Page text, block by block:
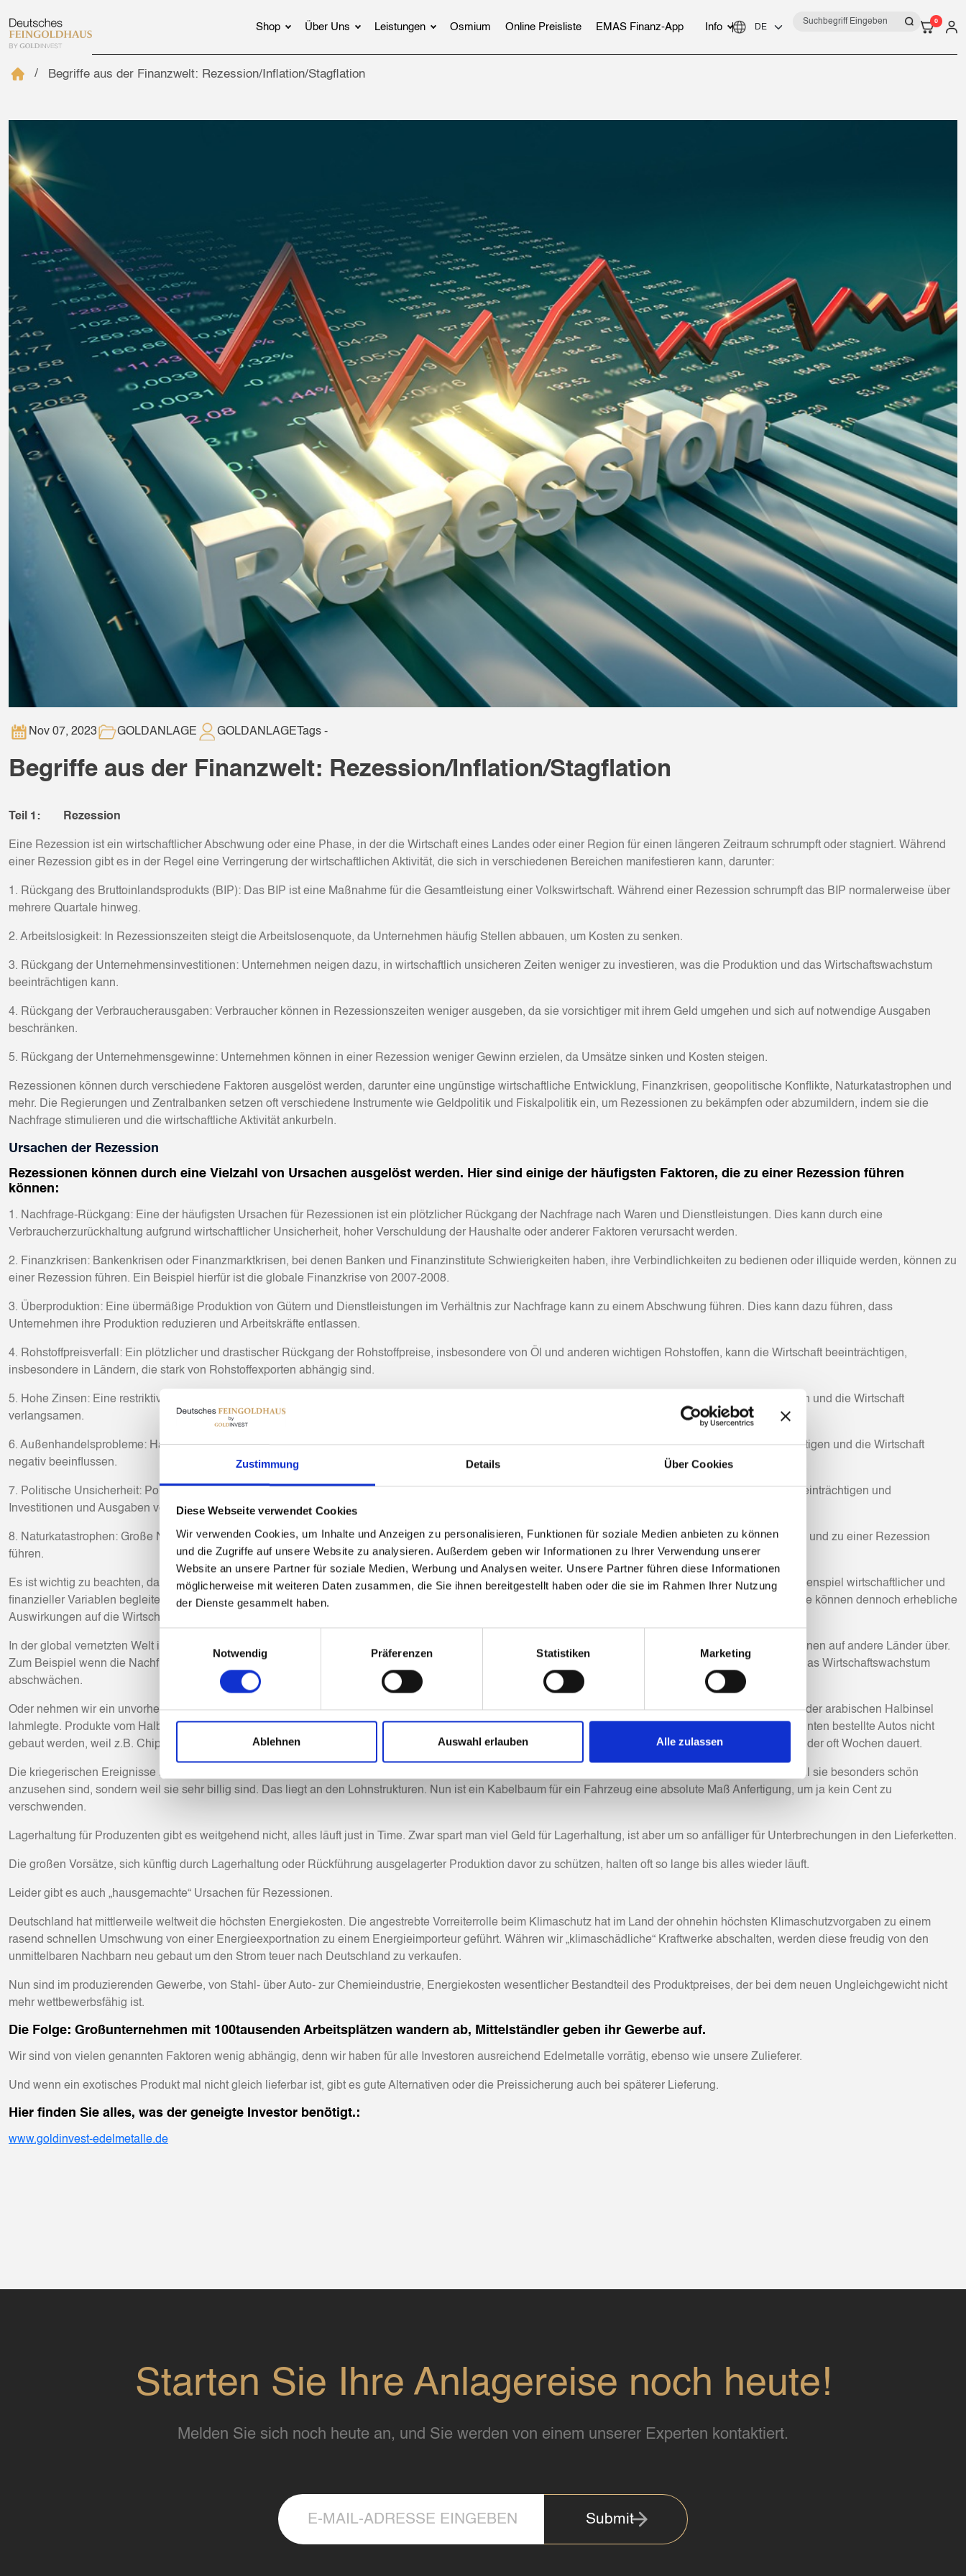
Zustimmung Details Über Cookies
Diese Webseite verwendet Cookies
Wir verwenden Cookies, um Inhalte und Anzeigen zu personalisieren, Funktionen für soziale Medien anbieten zu können
und die Zugriffe auf unsere Website zu analysieren. Außerdem geben wir Informationen zu Ihrer Verwendung unserer
Website an unsere Partner für soziale Medien, Werbung und Analysen weiter. Unsere Partner führen diese Informationen
möglicherweise mit weiteren Daten zusammen, die Sie ihnen bereitgestellt haben oder die sie im Rahmen Ihrer Nutzung
der Dienste gesammelt haben.
Notwendig
Präferenzen Statistiken Marketing
Ablehnen Auswahl erlauben Alle zulassen
Shop Über Uns Leistungen Osmium Online Preisliste EMAS Finanz-App Info
0
Begriffe aus der Finanzwelt: Rezession/Inflation/Stagflation
Nov 07, 2023 GOLDANLAGE GOLDANLAGE Tags -
Begriffe aus der Finanzwelt: Rezession/Inflation/Stagflation
Teil 1: Rezession
Eine Rezession ist ein wirtschaftlicher Abschwung oder eine Phase, in der die Wirtschaft eines Landes oder einer Region für einen längeren Zeitraum schrumpft oder stagniert. Während
einer Rezession gibt es in der Regel eine Verringerung der wirtschaftlichen Aktivität, die sich in verschiedenen Bereichen manifestieren kann, darunter:
1. Rückgang des Bruttoinlandsprodukts (BIP): Das BIP ist eine Maßnahme für die Gesamtleistung einer Volkswirtschaft. Während einer Rezession schrumpft das BIP normalerweise über
mehrere Quartale hinweg.
2. Arbeitslosigkeit: In Rezessionszeiten steigt die Arbeitslosenquote, da Unternehmen häufig Stellen abbauen, um Kosten zu senken.
3. Rückgang der Unternehmensinvestitionen: Unternehmen neigen dazu, in wirtschaftlich unsicheren Zeiten weniger zu investieren, was die Produktion und das Wirtschaftswachstum
beeinträchtigen kann.
4. Rückgang der Verbraucherausgaben: Verbraucher können in Rezessionszeiten weniger ausgeben, da sie vorsichtiger mit ihrem Geld umgehen und sich auf notwendige Ausgaben
beschränken.
5. Rückgang der Unternehmensgewinne: Unternehmen können in einer Rezession weniger Gewinn erzielen, da Umsätze sinken und Kosten steigen.
Rezessionen können durch verschiedene Faktoren ausgelöst werden, darunter eine ungünstige wirtschaftliche Entwicklung, Finanzkrisen, geopolitische Konflikte, Naturkatastrophen und
mehr. Die Regierungen und Zentralbanken setzen oft verschiedene Instrumente wie Geldpolitik und Fiskalpolitik ein, um Rezessionen zu bekämpfen oder abzumildern, indem sie die
Nachfrage stimulieren und die wirtschaftliche Aktivität ankurbeln.
Ursachen der Rezession
Rezessionen können durch eine Vielzahl von Ursachen ausgelöst werden. Hier sind einige der häufigsten Faktoren, die zu einer Rezession führen
können:
1. Nachfrage-Rückgang: Eine der häufigsten Ursachen für Rezessionen ist ein plötzlicher Rückgang der Nachfrage nach Waren und Dienstleistungen. Dies kann durch eine
Verbraucherzurückhaltung aufgrund wirtschaftlicher Unsicherheit, hoher Verschuldung der Haushalte oder anderer Faktoren verursacht werden.
2. Finanzkrisen: Bankenkrisen oder Finanzmarktkrisen, bei denen Banken und Finanzinstitute Schwierigkeiten haben, ihre Verbindlichkeiten zu bedienen oder illiquide werden, können zu
einer Rezession führen. Ein Beispiel hierfür ist die globale Finanzkrise von 2007-2008.
3. Überproduktion: Eine übermäßige Produktion von Gütern und Dienstleistungen im Verhältnis zur Nachfrage kann zu einem Abschwung führen. Dies kann dazu führen, dass
Unternehmen ihre Produktion reduzieren und Arbeitskräfte entlassen.
4. Rohstoffpreisverfall: Ein plötzlicher und drastischer Rückgang der Rohstoffpreise, insbesondere von Öl und anderen wichtigen Rohstoffen, kann die Wirtschaft beeinträchtigen,
insbesondere in Ländern, die stark von Rohstoffexporten abhängig sind.
5. Hohe Zinsen: Eine restriktive Geldpolitik, bei der die Zentralbank die Zinssätze erhöht, um die Inflation zu bekämpfen, kann die Kreditvergabe einschränken und die Wirtschaft
verlangsamen.
6. Außenhandelsprobleme: Handelskonflikte, Protektionismus oder andere Probleme im internationalen Handel können die Exporte eines Landes beeinträchtigen und die Wirtschaft
negativ beeinflussen.
7. Politische Unsicherheit: Politische Unsicherheit, Regierungswechsel oder politische Krisen können das Vertrauen von Unternehmen und Verbrauchern beeinträchtigen und
Investitionen und Ausgaben verringern.
8. Naturkatastrophen: Große Naturkatastrophen wie Erdbeben, Hurrikane oder Überschwemmungen können erhebliche wirtschaftliche Schäden verursachen und zu einer Rezession
führen.
Es ist wichtig zu beachten, dass Rezessionen in der Regel auf eine Kombination dieser Faktoren zurückzuführen sind und oft von einem komplexen Zusammenspiel wirtschaftlicher und
finanzieller Variablen begleitet werden. Regierungen und Zentralbanken ergreifen oft Maßnahmen, um Rezessionen zu bekämpfen oder abzumildern, aber sie können dennoch erhebliche
Auswirkungen auf die Wirtschaft und die Gesellschaft haben.
In der global vernetzten Welt ist eine Rezession heute selten ein regional begrenztes Ereignis. Schnell greifen rezessive Entwicklungen starker Industrienationen auf andere Länder über.
Zum Beispiel wenn die Nachfrage nach KfZ in den USA sinkt, sind ganze Lieferketten global betroffen, dies kann in den Ländern großer Zulieferer ebenfalls das Wirtschaftswachstum
abschwächen.
Oder nehmen wir ein unvorhersehbares Ereignis wie die Havarie eines Schiffes im Suezkanal, das wochenlang den Schiffsverkehr aus- und nach Asien und der arabischen Halbinsel
lahmlegte. Produkte vom Halbleiter bis zur Produktionsmaschine kamen nicht bei den Adressaten an, ganze Produktionssektoren standen still. In DE z.B. konnten bestellte Autos nicht
gebaut werden, weil z.B. Chips für die Steuergeräte in den Autos fehlten. Eine stillstehende Produktion dann wieder hochzufahren ist ein komplexer Prozess, der oft Wochen dauert.
Die kriegerischen Ereignisse in der Ukraine hatten und haben ebenfalls großen Einfluss. Die Kabelbäume für KfZ werden in der Ukraine produziert. Nicht weil sie besonders schön
anzusehen sind, sondern weil sie sehr billig sind. Das liegt an den Lohnstrukturen. Nun ist ein Kabelbaum für ein Fahrzeug eine absolute Maß Anfertigung, um ja kein Cent zu
verschwenden.
Lagerhaltung für Produzenten gibt es weitgehend nicht, alles läuft just in Time. Zwar spart man viel Geld für Lagerhaltung, ist aber um so anfälliger für Unterbrechungen in den Lieferketten.
Die großen Vorsätze, sich künftig durch Lagerhaltung oder Rückführung ausgelagerter Produktion davor zu schützen, halten oft so lange bis alles wieder läuft.
Leider gibt es auch „hausgemachte“ Ursachen für Rezessionen.
Deutschland hat mittlerweile weltweit die höchsten Energiekosten. Die angestrebte Vorreiterrolle beim Klimaschutz hat im Land der ohnehin höchsten Klimaschutzvorgaben zu einem
rasend schnellen Umschwung von einer Energieexportnation zu einem Energieimporteur geführt. Währen wir „klimaschädliche“ Kraftwerke abschalten, werden diese freudig von den
unmittelbaren Nachbarn neu gebaut um den Strom teuer nach Deutschland zu verkaufen.
Nun sind im produzierenden Gewerbe, von Stahl- über Auto- zur Chemieindustrie, Energiekosten wesentlicher Bestandteil des Produktpreises, der bei dem neuen Ungleichgewicht nicht
mehr wettbewerbsfähig ist.
Die Folge: Großunternehmen mit 100tausenden Arbeitsplätzen wandern ab, Mittelständler geben ihr Gewerbe auf.
Wir sind von vielen genannten Faktoren wenig abhängig, denn wir haben für alle Investoren ausreichend Edelmetalle vorrätig, ebenso wie unsere Zulieferer.
Und wenn ein exotisches Produkt mal nicht gleich lieferbar ist, gibt es gute Alternativen oder die Preissicherung auch bei späterer Lieferung.
Hier finden Sie alles, was der geneigte Investor benötigt.:
www.goldinvest-edelmetalle.de
Starten Sie Ihre Anlagereise noch heute!
Melden Sie sich noch heute an, und Sie werden von einem unserer Experten kontaktiert.
Submit